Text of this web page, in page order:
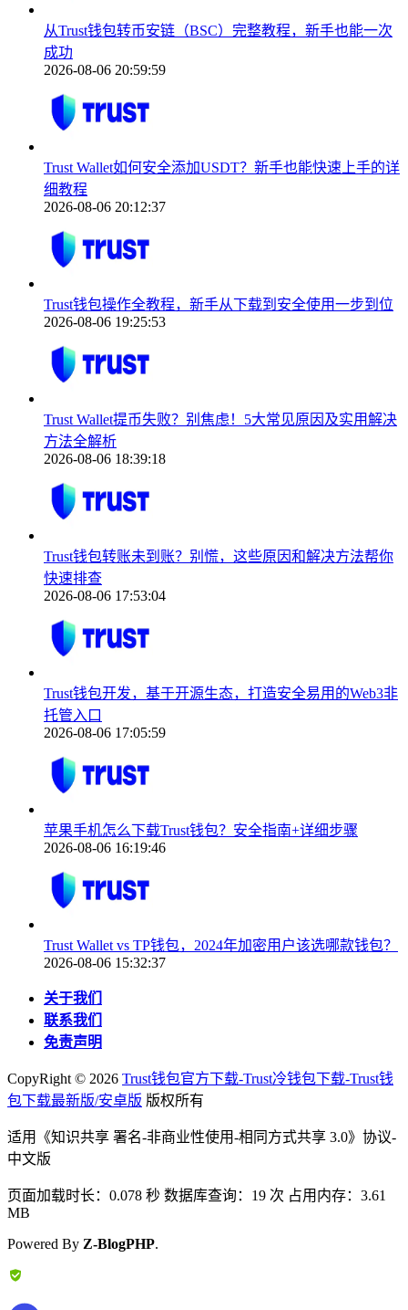
从Trust钱包转币安链（BSC）完整教程，新手也能一次
成功
2026-08-06 20:59:59
Trust Wallet如何安全添加USDT？新手也能快速上手的详
细教程
2026-08-06 20:12:37
Trust钱包操作全教程，新手从下载到安全使用一步到位
2026-08-06 19:25:53
Trust Wallet提币失败？别焦虑！5大常见原因及实用解决
方法全解析
2026-08-06 18:39:18
Trust钱包转账未到账？别慌，这些原因和解决方法帮你
快速排查
2026-08-06 17:53:04
Trust钱包开发，基于开源生态，打造安全易用的Web3非
托管入口
2026-08-06 17:05:59
苹果手机怎么下载Trust钱包？安全指南+详细步骤
2026-08-06 16:19:46
Trust Wallet vs TP钱包，2024年加密用户该选哪款钱包？
2026-08-06 15:32:37
关于我们
联系我们
免责声明
CopyRight © 2026 Trust钱包官方下载-Trust冷钱包下载-Trust钱
包下载最新版/安卓版 版权所有
适用《知识共享 署名-非商业性使用-相同方式共享 3.0》协议-
中文版
页面加载时长：0.078 秒 数据库查询：19 次 占用内存：3.61
MB
Powered By Z-BlogPHP.